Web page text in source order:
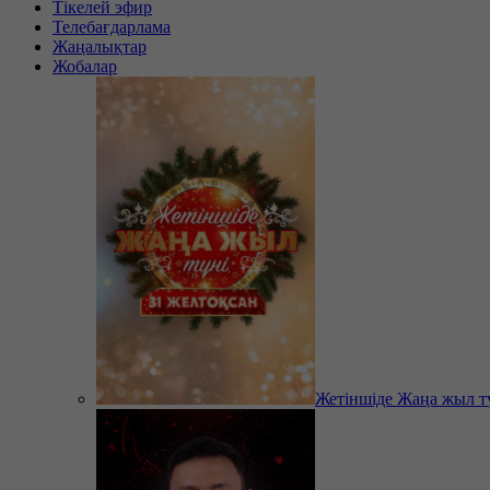
Тікелей эфир
Телебағдарлама
Жаңалықтар
Жобалар
Жетіншіде Жаңа жыл